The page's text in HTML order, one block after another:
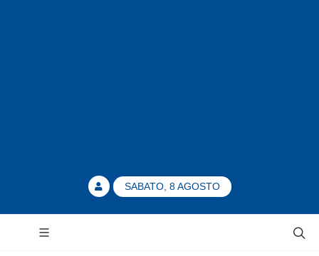
SABATO, 8 AGOSTO